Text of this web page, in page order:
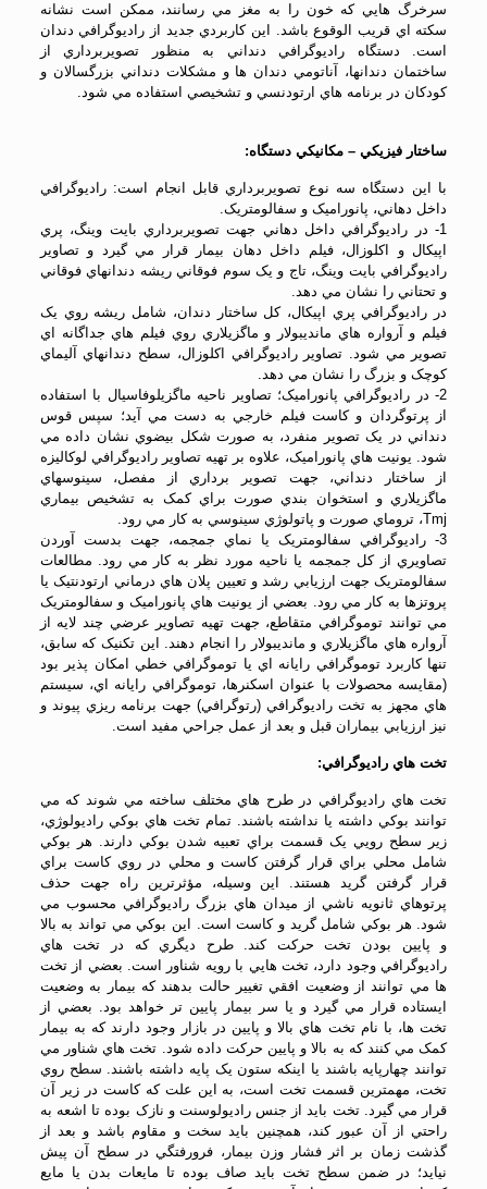
سرخرگ هايي که خون را به مغز مي رسانند، ممکن است نشانه
سکته اي قريب الوقوع باشد. اين کاربردي جديد از راديوگرافي دندان
است. دستگاه راديوگرافي دنداني به منظور تصويربرداري از
ساختمان دندانها، آناتومي دندان ها و مشکلات دنداني بزرگسالان و
کودکان در برنامه هاي ارتودنسي و تشخيصي استفاده مي شود.
ساختار فيزيکي – مکانيکي دستگاه:
با اين دستگاه سه نوع تصويربرداري قابل انجام است: راديوگرافي
داخل دهاني، پانوراميک و سفالومتريک.
1- در راديوگرافي داخل دهاني جهت تصويربرداري بايت وينگ، پري
اپيکال و اکلوزال، فيلم داخل دهان بيمار قرار مي گيرد و تصاوير
راديوگرافي بايت وينگ، تاج و يک سوم فوقاني ريشه دندانهاي فوقاني
و تحتاني را نشان مي دهد.
در راديوگرافي پري اپيکال، کل ساختار دندان، شامل ريشه روي يک
فيلم و آرواره هاي مانديبولار و ماگزيلاري روي فيلم هاي جداگانه اي
تصوير مي شود. تصاوير راديوگرافي اکلوزال، سطح دندانهاي آليماي
کوچک و بزرگ را نشان مي دهد.
2- در راديوگرافي پانوراميک؛ تصاوير ناحيه ماگزيلوفاسيال با استفاده
از پرتوگردان و کاست فيلم خارجي به دست مي آيد؛ سپس قوس
دنداني در يک تصوير منفرد، به صورت شکل بيضوي نشان داده مي
شود. يونيت هاي پانوراميک، علاوه بر تهيه تصاوير راديوگرافي لوکاليزه
از ساختار دنداني، جهت تصوير برداري از مفصل، سينوسهاي
ماگزيلاري و استخوان بندي صورت براي کمک به تشخيص بيماري
Tmj، تروماي صورت و پاتولوژي سينوسي به کار مي رود.
3- راديوگرافي سفالومتريک يا نماي جمجمه، جهت بدست آوردن
تصاويري از کل جمجمه يا ناحيه مورد نظر به کار مي رود. مطالعات
سفالومتريک جهت ارزيابي رشد و تعيين پلان هاي درماني ارتودنتيک يا
پروتزها به کار مي رود. بعضي از يونيت هاي پانوراميک و سفالومتريک
مي توانند توموگرافي متقاطع، جهت تهيه تصاوير عرضي چند لايه از
آرواره هاي ماگزيلاري و مانديبولار را انجام دهند. اين تکنيک که سابق،
تنها کاربرد توموگرافي رايانه اي يا توموگرافي خطي امکان پذير بود
(مقايسه محصولات با عنوان اسکنرها، توموگرافي رايانه اي، سيستم
هاي مجهز به تخت راديوگرافي (رتوگرافي) جهت برنامه ريزي پيوند و
نيز ارزيابي بيماران قبل و بعد از عمل جراحي مفيد است.
تخت هاي راديوگرافي:
تخت هاي راديوگرافي در طرح هاي مختلف ساخته مي شوند که مي
توانند بوکي داشته يا نداشته باشند. تمام تخت هاي بوکي راديولوژي،
زير سطح رويي يک قسمت براي تعبيه شدن بوکي دارند. هر بوکي
شامل محلي براي قرار گرفتن کاست و محلي در روي کاست براي
قرار گرفتن گريد هستند. اين وسيله، مؤثرترين راه جهت حذف
پرتوهاي ثانويه ناشي از ميدان هاي بزرگ راديوگرافي محسوب مي
شود. هر بوکي شامل گريد و کاست است. اين بوکي مي تواند به بالا
و پايين بودن تخت حرکت کند. طرح ديگري که در تخت هاي
راديوگرافي وجود دارد، تخت هايي با رويه شناور است. بعضي از تخت
ها مي توانند از وضعيت افقي تغيير حالت بدهند که بيمار به وضعيت
ايستاده قرار مي گيرد و يا سر بيمار پايين تر خواهد بود. بعضي از
تخت ها، با نام تخت هاي بالا و پايين در بازار وجود دارند که به بيمار
کمک مي کنند که به بالا و پايين حرکت داده شود. تخت هاي شناور مي
توانند چهارپايه باشند يا اينکه ستون يک پايه داشته باشند. سطح روي
تخت، مهمترين قسمت تخت است، به اين علت که کاست در زير آن
قرار مي گيرد. تخت بايد از جنس راديولوسنت و نازک بوده تا اشعه به
راحتي از آن عبور کند، همچنين بايد سخت و مقاوم باشد و بعد از
گذشت زمان بر اثر فشار وزن بيمار، فرورفتگي در سطح آن پيش
نيايد؛ در ضمن سطح تخت بايد صاف بوده تا مايعات بدن يا مايع